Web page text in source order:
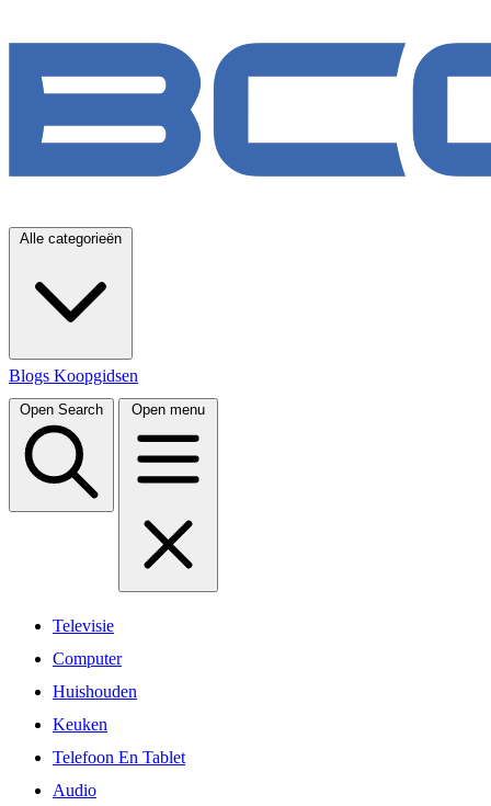
Alle categorieën
Blogs Koopgidsen
Open Search Open menu
Televisie
Computer
Huishouden
Keuken
Telefoon En Tablet
Audio